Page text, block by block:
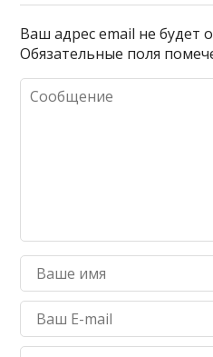
Ваш адрес email не будет
Обязательные поля